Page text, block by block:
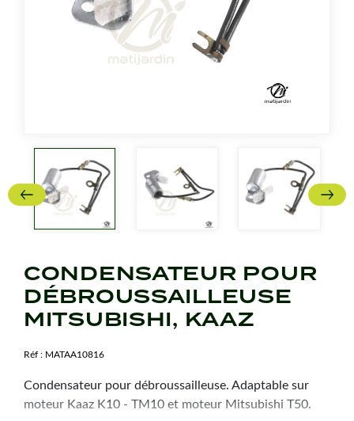
CONDENSATEUR POUR
DÉBROUSSAILLEUSE
MITSUBISHI, KAAZ
Réf : MATAA10816
Condensateur pour débroussailleuse. Adaptable sur
moteur Kaaz K10 - TM10 et moteur Mitsubishi T50.